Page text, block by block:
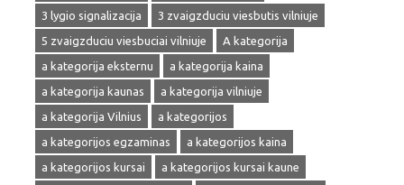
3 lygio signalizacija
3 zvaigzduciu viesbutis vilniuje
5 zvaigzduciu viesbuciai vilniuje
A kategorija
a kategorija eksternu
a kategorija kaina
a kategorija kaunas
a kategorija vilniuje
a kategorija Vilnius
a kategorijos
a kategorijos egzaminas
a kategorijos kaina
a kategorijos kursai
a kategorijos kursai kaune